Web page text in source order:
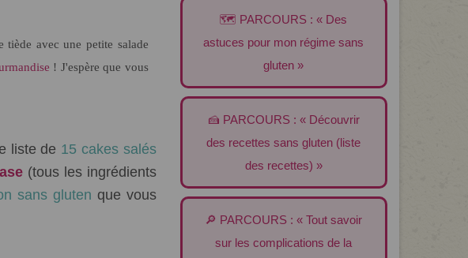
tiède avec une petite salade
! J'espère que vous
liste de 15 cakes salés
(tous les ingrédients
sans gluten que vous
🗺️ PARCOURS : « Des
astuces pour mon régime sans
gluten »
🍰 PARCOURS : « Découvrir
des recettes sans gluten (liste
des recettes) »
🔎 PARCOURS : « Tout savoir
sur les complications de la